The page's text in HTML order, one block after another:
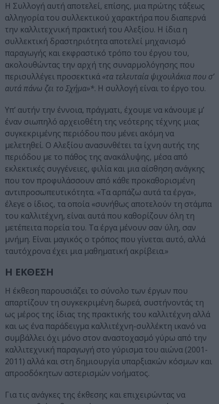
Η Συλλογή αυτή αποτελεί, επίσης, μια πρώτης τάξεως
αλληγορία του συλλεκτικού χαρακτήρα που διαπερνά
την καλλιτεχνική πρακτική του Αλεξίου. Η ίδια η
συλλεκτική δραστηριότητα αποτελεί μηχανισμό
παραγωγής και εκφραστικό τρόπο του έργου του,
ακολουθώντας την αρχή της συναρμολόγησης που
περισυλλέγει προσεκτικά «τα τελευταία ψιχουλάκια που σ’
αυτά πάνω ζει το Σχήμα»*. Η συλλογή είναι το έργο του.
Υπ’ αυτήν την έννοια, πράγματι, έχουμε να κάνουμε μ’
έναν σιωπηλό αρχειοθέτη της νεότερης τέχνης μιας
συγκεκριμένης περιόδου που μένει ακόμη να
μελετηθεί. Ο Αλεξίου ανασυνθέτει τα ίχνη αυτής της
περιόδου με το πάθος της ανακάλυψης, μέσα από
εκλεκτικές συγγένειες, φιλία και μια αίσθηση ανάγκης
που τον προφυλάσσουν από κάθε προκαθορισμένη
αντιπροσωπευτικότητα. «Τα αρπάζω αυτά τα έργα»,
έλεγε ο ίδιος, τα οποία «συνήθως αποτελούν τη στάμπα
του καλλιτέχνη, είναι αυτά που καθορίζουν όλη τη
μετέπειτα πορεία του. Τα έργα μένουν σαν ύλη, σαν
μνήμη. Είναι μαγικός ο τρόπος που γίνεται αυτό, αλλά
ταυτόχρονα έχει μια μαθηματική ακρίβεια.»
Η ΕΚΘΕΣΗ
Η έκθεση παρουσιάζει το σύνολο των έργων που
απαρτίζουν τη συγκεκριμένη δωρεά, συστήνοντάς τη
ως μέρος της ίδιας της πρακτικής του καλλιτέχνη αλλά
και ως ένα παράδειγμα καλλιτέχνη-συλλέκτη ικανό να
συμβάλλει όχι μόνο στον αναστοχασμό γύρω από την
καλλιτεχνική παραγωγή στο γύρισμα του αιώνα (2001-
2011) αλλά και στη δημιουργία υπαρξιακών κόσμων και
απροσδόκητων αστερισμών νοήματος.
Για τις ανάγκες της έκθεσης και επιχειρώντας να